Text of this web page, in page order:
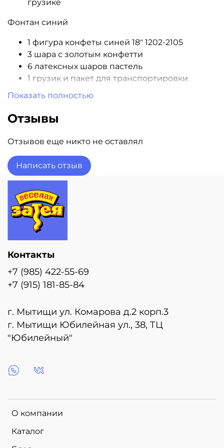
грузике
Фонтан синий
1 фигура конфеты синей 18" 1202-2105
3 шара с золотым конфетти
6 латексных шаров пастель
1 грузик и пакет для транспортировки
Фонтан розовый
1 фигура конфета розовая 18" 1202-2106
6 розовых латексных шаров пастель
1 грузик и 1 пакет для транспортировки
всего 3 грузика и 2 пакета для
Все шары обработаны Hi-Float
Гарантия полета 3 дня
Доставка шаров в день заказа! Звоните!
Показать полностью
Отзывы
Отзывов еще никто не оставлял
Написать отзыв
О компании
Каталог
Контакты
+7 (985) 422-55-69
+7 (915) 181-85-84
г. Мытищи ул. Комарова д.2 корп.3
г. Мытищи Юбилейная ул., 38, ТЦ
"Юбилейный"